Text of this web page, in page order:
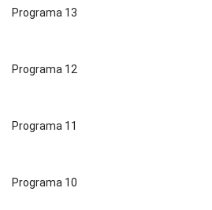
Programa 13
Programa 12
Programa 11
Programa 10